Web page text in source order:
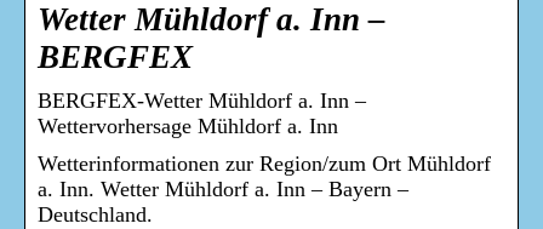
Wetter Mühldorf a. Inn –
BERGFEX
BERGFEX-Wetter Mühldorf a. Inn –
Wettervorhersage Mühldorf a. Inn
Wetterinformationen zur Region/zum Ort Mühldorf
a. Inn. Wetter Mühldorf a. Inn – Bayern –
Deutschland.